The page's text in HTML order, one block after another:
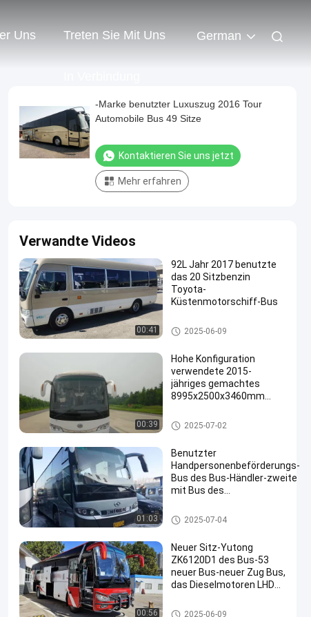
Uns Treten Sie Mit Uns German
-Marke benutzter Luxuszug 2016 Tour
Automobile Bus 49 Sitze
Kontaktieren Sie uns jetzt
Mehr erfahren
Verwandte Videos
00:41
92L Jahr 2017 benutzte
das 20 Sitzbenzin
Toyota-
Küstenmotorschiff-Bus
Benutzter Küstenmotorschiff-
Bus
2025-06-09
00:39
Hohe Konfiguration
verwendete 2015-
jähriges gemachtes
8995x2500x3460mm
Benutzte Yutong-Busse
2025-07-02
01:03
Benutzter
Handpersonenbeförderungs-
Bus des Bus-Händler-zweite
mit Bus des
Euro-3
Benutzter Trainer-Bus
2025-07-04
00:56
Neuer Sitz-Yutong
ZK6120D1 des Bus-53
neuer Bus-neuer Zug Bus,
das Dieselmotoren LHD
Benutzter Trainer-Bus
2025-06-09